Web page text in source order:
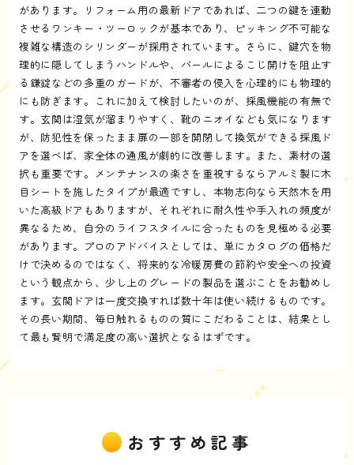
があります。リフォーム用の最新ドアであれば、二つの鍵を連動
させるワンキー・ツーロックが基本であり、ピッキング不可能な
複雑な構造のシリンダーが採用されています。さらに、鍵穴を物
理的に隠してしまうハンドルや、バールによるこじ開けを阻止す
る鎌錠などの多重のガードが、不審者の侵入を心理的にも物理的
にも防ぎます。これに加えて検討したいのが、採風機能の有無で
す。玄関は湿気が溜まりやすく、靴のニオイなども気になります
が、防犯性を保ったまま扉の一部を開閉して換気ができる採風ド
アを選べば、家全体の通風が劇的に改善します。また、素材の選
択も重要です。メンテナンスの楽さを重視するならアルミ製に木
目シートを施したタイプが最適ですし、本物志向なら天然木を用
いた高級ドアもありますが、それぞれに耐久性や手入れの頻度が
異なるため、自分のライフスタイルに合ったものを見極める必要
があります。プロのアドバイスとしては、単にカタログの価格だ
けで決めるのではなく、将来的な冷暖房費の節約や安全への投資
という観点から、少し上のグレードの製品を選ぶことをお勧めし
ます。玄関ドアは一度交換すれば数十年は使い続けるものです。
その長い期間、毎日触れるものの質にこだわることは、結果とし
て最も賢明で満足度の高い選択となるはずです。
おすすめ記事